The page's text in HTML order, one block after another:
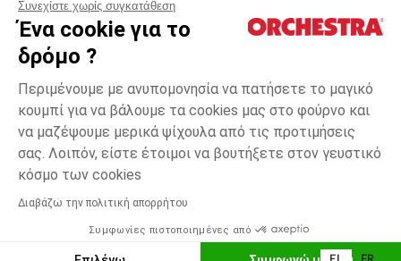
Συνεχίστε χωρίς συγκατάθεση
Ένα cookie για το
δρόμο ?
Περιμένουμε με ανυπομονησία να πατήσετε το μαγικό
κουμπί για να βάλουμε τα cookies μας στο φούρνο και
να μαζέψουμε μερικά ψίχουλα από τις προτιμήσεις
σας. Λοιπόν, είστε έτοιμοι να βουτήξετε στον γευστικό
κόσμο των cookies
Διαβάζω την πολιτική απορρήτου
Συμφωνίες πιστοποιημένες από
Εκρού
12
Δυνατότητα πληρωμής με
ΠΡΟΣΘΉΚΗ ΣΤΟ ΚΑΛΆΘΙ
Γενικοί 'Οροι Πώλησης
*Εμπορικες προσφορες
Προσωπικά δεδομένα
Διαχείρηση των cookies
Προσβασιμότητα: μη συμμορφούμενη
H Orchestra συμμετέχει στον κωδικά δεοντολογίας και στο σύστημα
μεσολάβησης της Γαλλικής Ομοσπονδίας Ηλεκτρονικού Εμπορίου.